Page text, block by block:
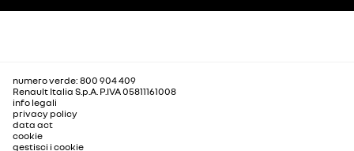
numero verde: 800 904 409
Renault Italia S.p.A. P.IVA 05811161008
info legali
privacy policy
data act
cookie
gestisci i cookie